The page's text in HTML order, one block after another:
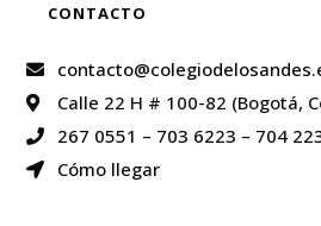
CONTACTO
Calle 22 H # 100-82 (Bogotá,
267 0551 – 703 6223 – 704
Cómo llegar